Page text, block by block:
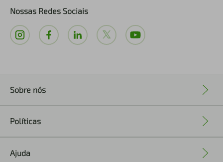
Nossas Redes Sociais
Sobre nós
Políticas
Ajuda